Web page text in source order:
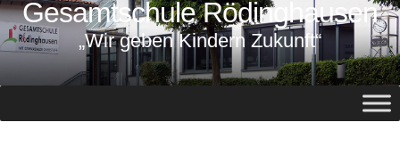
springen
Gesamtschule Rödinghausen
„Wir geben Kindern Zukunft“